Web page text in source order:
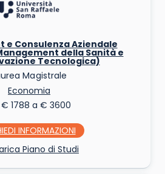
e Consulenza Aziendale
della Sanità e
Tecnologica)
Magistrale
Economia
1788 a € 3600
INFO
Piano di Studi